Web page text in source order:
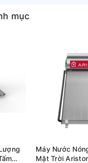
mục
Máy Nước
Mặt Trời